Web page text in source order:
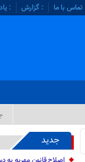
تماس با ما : گزارش :
جدید